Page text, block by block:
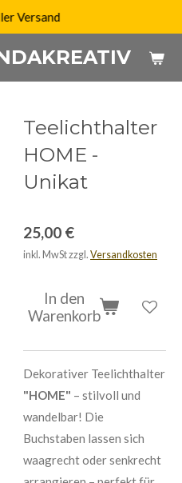
Versand
Teelichthalter
HOME -
Unikat
25,00 €
inkl. MwSt zzgl. Versandkosten
In den
Warenkorb
Dekorativer Teelichthalter
"HOME" – stilvoll und
wandelbar! Die
Buchstaben lassen sich
waagrecht oder senkrecht